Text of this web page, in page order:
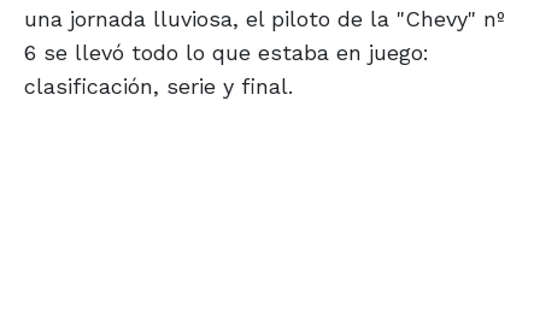
una jornada lluviosa, el piloto de la "Chevy" nº
6 se llevó todo lo que estaba en juego:
clasificación, serie y final.